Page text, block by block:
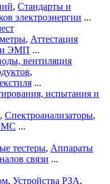
, Стандарты и
электроэнергии ...
, Аттестация
ЭМП ...
вентиляция
,
...
испытания и
, Спектроанализаторы,
...
тестеры, Аппараты
связи ...
, Устройства РЗА,